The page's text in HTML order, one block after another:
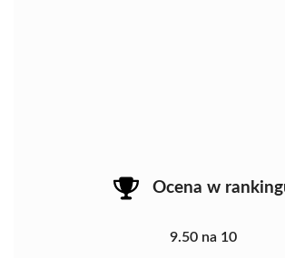
Ocena w
9.50 na 10